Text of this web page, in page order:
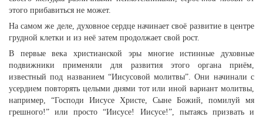
этого прибавиться не может.
На самом же деле, духовное сердце начинает своё развитие в центре
грудной клетки и из неё затем продолжает свой рост.
В первые века христианской эры многие истинные духовные
подвижники применяли для развития этого органа приём,
известный под названием “Иисусовой молитвы”. Они начинали с
усердием повторять целыми днями тот или иной вариант молитвы,
например, “Господи Иисусе Христе, Сыне Божий, помилуй мя
грешного!” или просто “Иисусе! Иисусе!”, пытаясь призвать и